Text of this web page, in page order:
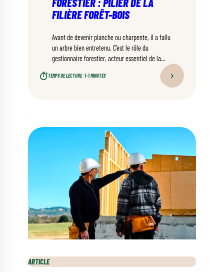
FILIÈRE FORÊT-BOIS
Avant de devenir planche ou charpente, il a fallu
un arbre bien entretenu. C’est le rôle du
gestionnaire forestier, acteur essentiel de la
ressources.
TEMPS DE LECTURE :1–1 MINUTES
ARTICLE